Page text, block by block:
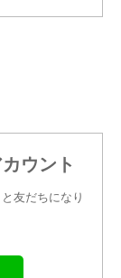
ウント
友だちになり